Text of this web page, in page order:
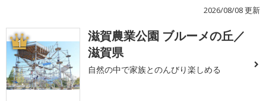
2026/08/08 更新
1
滋賀農業公園 ブルーメの丘／
滋賀県
自然の中で家族とのんびり楽しめる